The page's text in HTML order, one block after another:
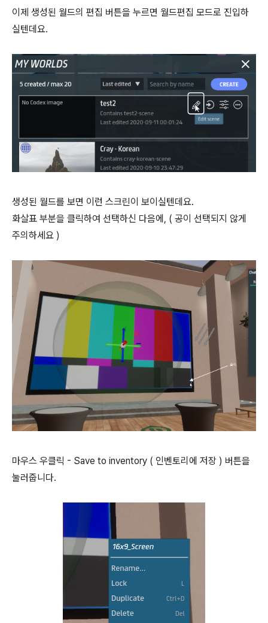
이제 생성된 월드의 편집 버튼을 누르면 월드편집 모드로 진입하
실텐데요.
생성된 월드를 보면 이런 스크린이 보이실텐데요.
화살표 부분을 클릭하여 선택하신 다음에, ( 공이 선택되지 않게
주의하세요 )
마우스 우클릭 - Save to inventory ( 인벤토리에 저장 ) 버튼을
눌러줍니다.